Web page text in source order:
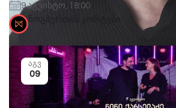
9 აგვისტო, 18:00
ჩოგბურთის კორტები
აგვ
09